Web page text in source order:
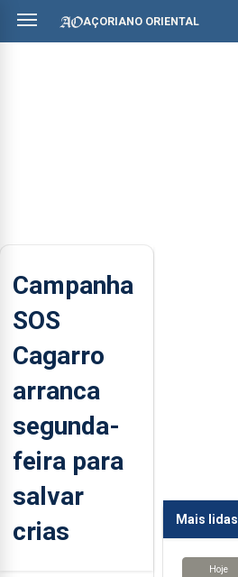
AÇORIANO ORIENTAL
Campanha
SOS
Cagarro
arranca
segunda-
feira para
salvar
crias
Mais lidas
Hoje